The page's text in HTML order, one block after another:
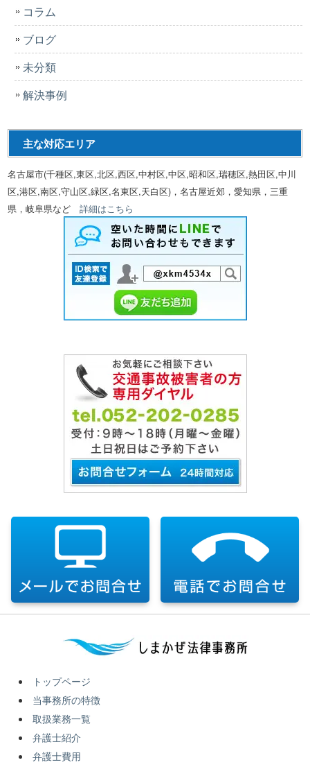
コラム
ブログ
未分類
解決事例
主な対応エリア
名古屋市(千種区,東区,北区,西区,中村区,中区,昭和区,瑞穂区,熱田区,中川
区,港区,南区,守山区,緑区,名東区,天白区)，名古屋近郊，愛知県，三重
県，岐阜県など詳細はこちら
トップページ
当事務所の特徴
取扱業務一覧
弁護士紹介
弁護士費用